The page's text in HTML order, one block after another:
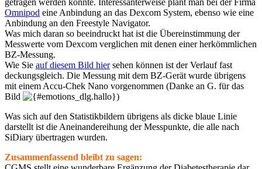
Omnipod eine Anbindung an das Dexcom System, ebenso wie eine
Anbindung an den Freestyle Navigator.
Was mich daran so beeindruckt hat ist die Übereinstimmung der
Messwerte vom Dexcom verglichen mit denen einer herkömmlichen
BZ-Messung.
Wie Sie auf diesem Bild hiersehen können ist der Verlauf fast
deckungsgleich. Die Messung mit dem BZ-Gerät wurde übrigens
mit einem Accu-Chek Nano vorgenommen (Danke an G. für das
Bild
)
Was sich auf den Statistikbildern übrigens als dicke blaue Linie
darstellt ist die Aneinandereihung der Messpunkte, die alle nach
SiDiary übertragen wurden.
Zusammenfassend bleibt zu sagen: